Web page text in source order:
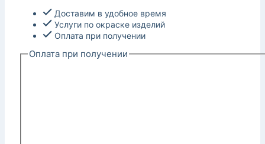
Доставим в удобное время
Услуги по окраске изделий
Оплата при получении
Оплата при получении